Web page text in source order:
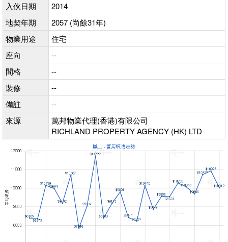
入伙日期
2014
地契年期
2057 (尚餘31年)
物業用途
住宅
座向
--
間格
--
裝修
--
備註
--
來源
萬邦物業代理(香港)有限公司
RICHLAND PROPERTY AGENCY (HK) LTD